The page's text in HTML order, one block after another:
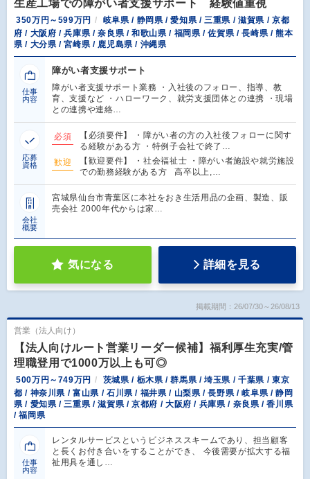
生産工場での障がい者支援サポート 経験値重視
350万円～599万円
岐阜県 / 静岡県 / 愛知県 / 三重県 / 滋賀県 / 京都
府 / 大阪府 / 兵庫県 / 奈良県 / 和歌山県 / 福岡県 / 佐賀県 / 長崎県 / 熊本
県 / 大分県 / 宮崎県 / 鹿児島県 / 沖縄県
仕事
内容
障がい者支援サポート
障がい者支援サポート業務 ・入社後のフォロー、指導、教
育、支援など ・ハローワーク、就労支援団体との連携 ・現場
との連携や連絡…
応募
資格
必須
【必須要件】 ・障がい者の方の入社後フォローに関す
る経験がある方 ・特例子会社で終了…
歓迎
【歓迎要件】 ・社会福祉士 ・障がい者施設や就労施設
での勤務経験がある方 高卒以上,…
会社
概要
宮城県仙台市青葉区に本社をおき生活用品の企画、製造、販
売会社 2000年代からは家…
気になる 詳細を見る
掲載期間：26/07/30～26/08/13
営業（法人向け）
【法人向けルート営業リーダー候補】福利厚生充実/管
理職登用で1000万以上も可◎
500万円～749万円
茨城県 / 栃木県 / 群馬県 / 埼玉県 / 千葉県 / 東京
都 / 神奈川県 / 富山県 / 石川県 / 福井県 / 山梨県 / 長野県 / 岐阜県 / 静岡
県 / 愛知県 / 三重県 / 滋賀県 / 京都府 / 大阪府 / 兵庫県 / 奈良県 / 香川県
/ 福岡県
仕事
内容
レンタルサービスというビジネススキームであり、担当顧客
と長くお付き合いをすることができ、 今後需要が拡大する福
祉用具を通し…